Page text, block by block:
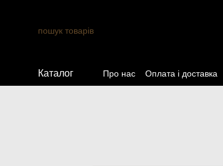
Каталог Про нас Оплата і доставка